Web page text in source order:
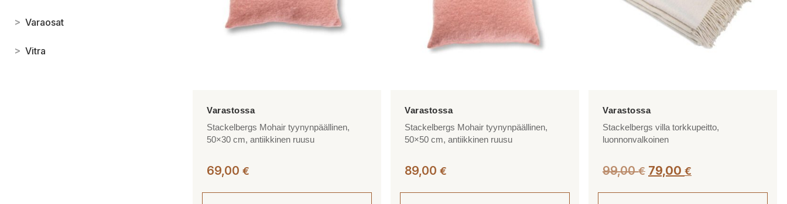
> Varaosat
> Vitra
Stackelbergs Mohair tyynynpäällinen,
50×30 cm, antiikkinen ruusu
69,00 €
Stackelbergs Mohair tyynynpäällinen,
50×50 cm, antiikkinen ruusu
89,00 €
Stackelbergs villa torkkupeitto,
luonnonvalkoinen
99,00€ Alkuperäinen
79,00 €